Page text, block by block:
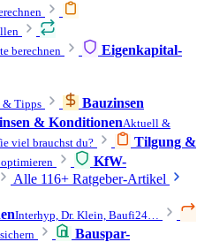
berechnen
Eigenkapital-
& Tipps
Bauzinsen
& KonditionenAktuell &
viel brauchst du?
Tilgung &
KfW-
Alle 116+ Ratgeber-Artikel
Interhyp, Dr. Klein, Baufi24…
Bauspar-